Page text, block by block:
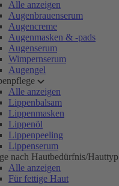
Alle anzeigen
Augenbrauenserum
Augencreme
Augenmasken & -pads
Augenserum
Wimpernserum
Augengel
Alle anzeigen
Lippenbalsam
Lippenmasken
Lippenöl
Lippenpeeling
Lippenserum
nach Hautbedürfnis/Hauttyp
Alle anzeigen
Für fettige Haut